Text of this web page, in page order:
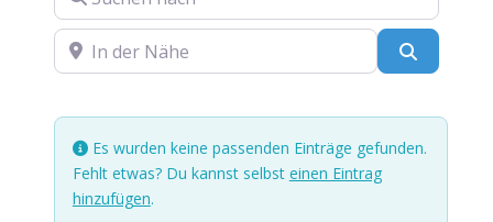
In der Nähe
Es wurden keine passenden Einträge gefunden.
Fehlt etwas? Du kannst selbst einen Eintrag
hinzufügen.